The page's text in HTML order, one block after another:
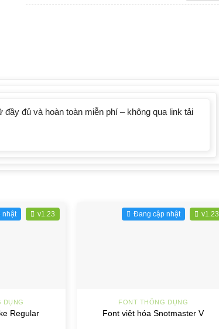
đủ và hoàn toàn miễn phí – không qua link tải
nhật v1.23
DỤNG
Regular
Đang cập nhật v1.23
FONT THÔNG DỤNG
Font việt hóa Snotmaster V